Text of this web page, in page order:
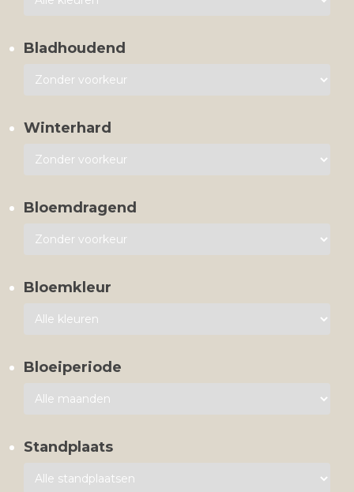
Bladhoudend
Winterhard
Bloemdragend
Bloemkleur
Bloeiperiode
Standplaats